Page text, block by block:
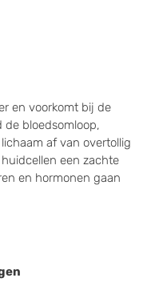
en voorkomt bij de
de bloedsomloop,
af van overtollig
een zachte
en hormonen gaan